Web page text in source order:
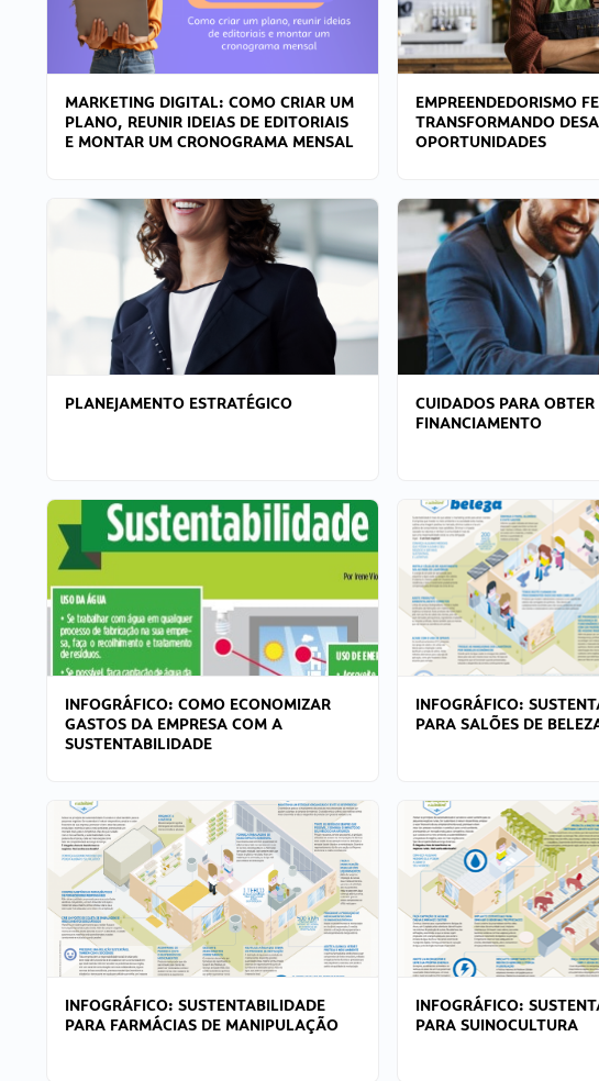
MARKETING DIGITAL: COMO CRIAR UM
PLANO, REUNIR IDEIAS DE EDITORIAIS
E MONTAR UM CRONOGRAMA MENSAL
EMPREENDEDORISMO
TRANSFORMANDO
OPORTUNIDADES
PLANEJAMENTO ESTRATÉGICO
CUIDADOS PARA OBTER
FINANCIAMENTO
INFOGRÁFICO: COMO ECONOMIZAR
GASTOS DA EMPRESA COM A
SUSTENTABILIDADE
INFOGRÁFICO:
PARA SALÕES DE
INFOGRÁFICO: SUSTENTABILIDADE
PARA FARMÁCIAS DE MANIPULAÇÃO
INFOGRÁFICO:
PARA SUINOCULTURA